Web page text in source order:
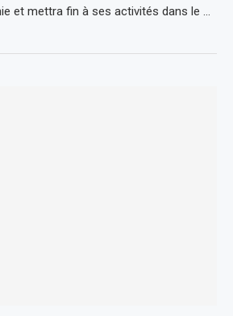
et mettra fin à ses activités dans le …